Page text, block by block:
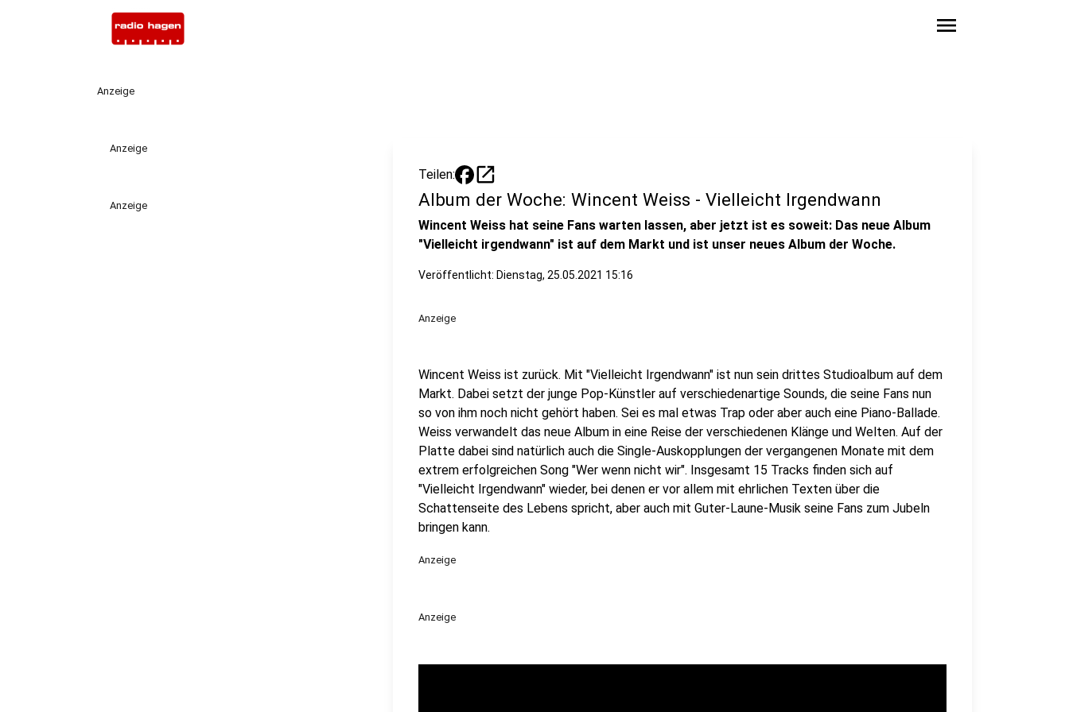
menu
Anzeige
Anzeige
Anzeige
Teilen: open_in_new
Album der Woche: Wincent Weiss - Vielleicht Irgendwann
Wincent Weiss hat seine Fans warten lassen, aber jetzt ist es soweit: Das neue Album
"Vielleicht irgendwann" ist auf dem Markt und ist unser neues Album der Woche.
Veröffentlicht: Dienstag, 25.05.2021 15:16
Anzeige
Wincent Weiss ist zurück. Mit "Vielleicht Irgendwann" ist nun sein drittes Studioalbum auf dem
Markt. Dabei setzt der junge Pop-Künstler auf verschiedenartige Sounds, die seine Fans nun
so von ihm noch nicht gehört haben. Sei es mal etwas Trap oder aber auch eine Piano-Ballade.
Weiss verwandelt das neue Album in eine Reise der verschiedenen Klänge und Welten. Auf der
Platte dabei sind natürlich auch die Single-Auskopplungen der vergangenen Monate mit dem
extrem erfolgreichen Song "Wer wenn nicht wir". Insgesamt 15 Tracks finden sich auf
"Vielleicht Irgendwann" wieder, bei denen er vor allem mit ehrlichen Texten über die
Schattenseite des Lebens spricht, aber auch mit Guter-Laune-Musik seine Fans zum Jubeln
bringen kann.
Anzeige
Anzeige